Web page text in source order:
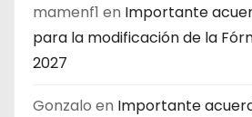
mamenf1 en Importante
para la modificación de la
2027
Gonzalo en Importante